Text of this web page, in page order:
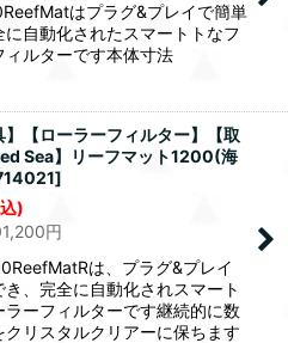
はプラグ&プレイで簡単
に自動化されたスマートトなフ
ィルターです本体寸法
】【ローラーフィルター】【取
Sea】リーフマット1200(海
]
)
円
は、プラグ&プレイ
、完全に自動化されスマート
ラーフィルターです継続的に数
リスタルクリアーに保ちます